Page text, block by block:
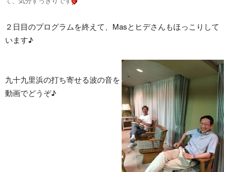
２日目のプログラムを終えて、Masとヒデさんもほっこりして
います♪
九十九里浜の打ち寄せる波の音を
動画でどうぞ♪